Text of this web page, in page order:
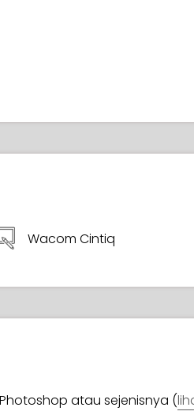
Wacom Cintiq
atau sejenisnya (